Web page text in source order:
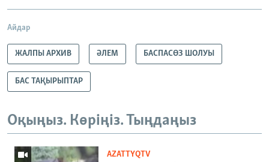
Айдар
ЖАЛПЫ АРХИВ ӘЛЕМ БАСПАСӨЗ ШОЛУЫ
БАС ТАҚЫРЫПТАР
Оқыңыз. Көріңіз. Тыңдаңыз
AZATTYQTV